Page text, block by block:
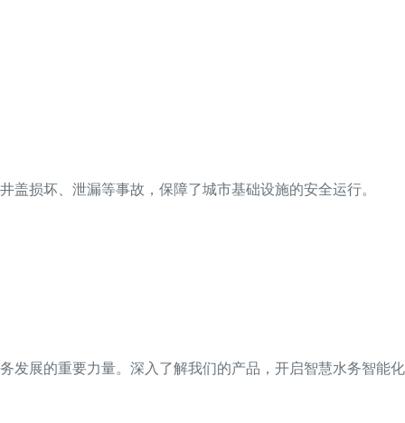
损坏、泄漏等事故，保障了城市基础设施的安全运行。
发展的重要力量。深入了解我们的产品，开启智慧水务智能化